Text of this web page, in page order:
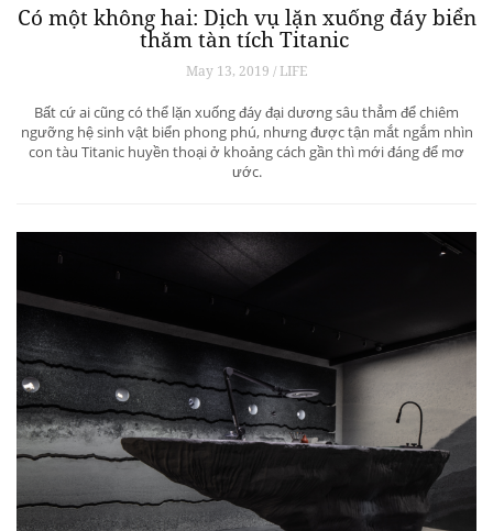
Có một không hai: Dịch vụ lặn xuống đáy biển
thăm tàn tích Titanic
May 13, 2019 / LIFE
Bất cứ ai cũng có thể lặn xuống đáy đại dương sâu thẳm để chiêm
ngưỡng hệ sinh vật biển phong phú, nhưng được tận mắt ngắm nhìn
con tàu Titanic huyền thoại ở khoảng cách gần thì mới đáng để mơ
ước.